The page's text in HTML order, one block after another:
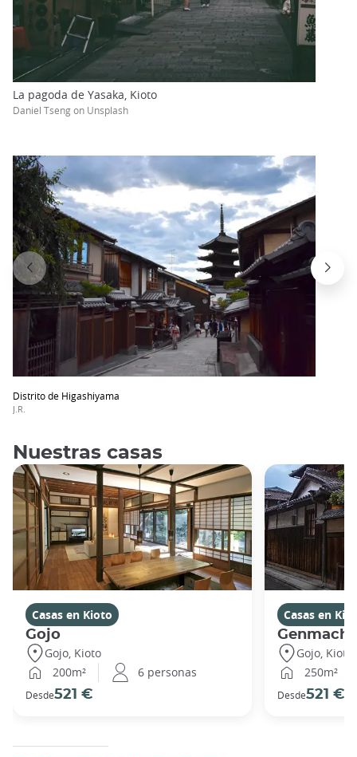
La pagoda de Yasaka, Kioto
Daniel Tseng on Unsplash
Distrito de Higashiyama
J.R.
Nuestras casas
Casas en Kioto
Gojo
Gojo, Kioto
200m²
6 personas
Desde521 €
Casas en
Genmachi
Gojo, Kioto
250m²
Desde521 €